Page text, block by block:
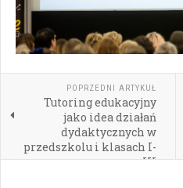
POPRZEDNI ARTYKUŁ
Tutoring edukacyjny
jako idea działań
dydaktycznych w
przedszkolu i klasach I-
III